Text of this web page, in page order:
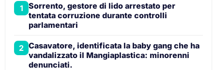
1 Sorrento, gestore di lido arrestato per
tentata corruzione durante controlli
parlamentari
2 Casavatore, identificata la baby gang che ha
vandalizzato il Mangiaplastica: minorenni
denunciati.